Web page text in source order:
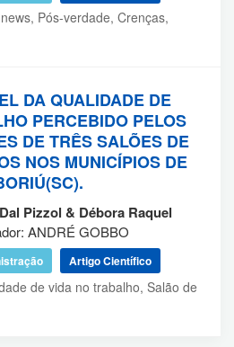
Pós-verdade, Crenças,
DA QUALIDADE DE
PERCEBIDO PELOS
DE TRÊS SALÕES DE
NOS MUNICÍPIOS DE
Pizzol & Débora Raquel
ANDRÉ GOBBO
Artigo Científico
de vida no trabalho, Salão de